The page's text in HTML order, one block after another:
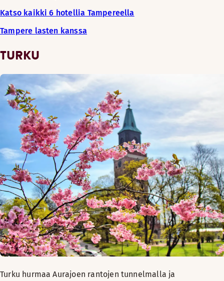
Katso kaikki 6 hotellia Tampereella
Tampere lasten kanssa
TURKU
Turku hurmaa Aurajoen rantojen tunnelmalla ja